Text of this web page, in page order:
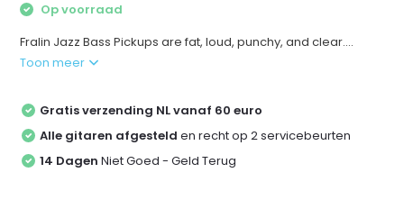
Op voorraad
Fralin Jazz Bass Pickups are fat, loud, punchy, and clear....
Toon meer
Gratis verzending NL vanaf 60 euro
Alle gitaren afgesteld en recht op 2 servicebeurten
14 Dagen Niet Goed - Geld Terug